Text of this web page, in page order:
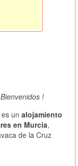
!
un alojamiento
en Murcia,
de la Cruz